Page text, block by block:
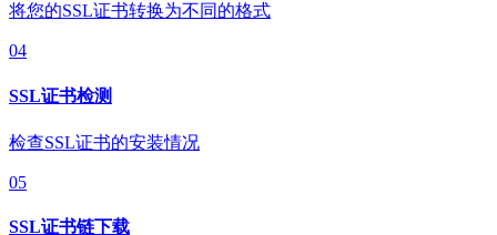
将您的SSL证书转换为不同的格式
04
SSL证书检测
检查SSL证书的安装情况
05
SSL证书链下载